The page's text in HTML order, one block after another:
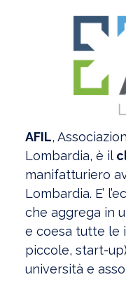
AFIL,
Lombardia, è il
manifatturiero
Lombardia. E’
che aggrega in
e coesa tutte le
piccole, start-
università e